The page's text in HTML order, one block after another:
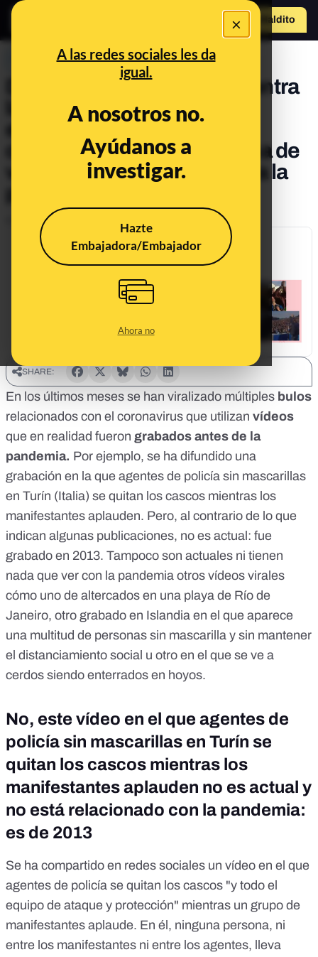
×
A las redes sociales les da
igual.
A nosotros no.
Ayúdanos a
investigar.
Hazte
Embajadora/Embajador
Ahora no
Hazte Maldito
PREBUNKING
De supuestas protestas contra
las restricciones a cerdos
enterrados vivos por el
coronavirus: bulos en forma de
vídeos que son anteriores a la
Publicado el
SHARE:
En los últimos meses se han viralizado múltiples bulos
relacionados con el coronavirus que utilizan vídeos
que en realidad fueron grabados antes de la
pandemia. Por ejemplo, se ha difundido una
grabación en la que agentes de policía sin mascarillas
en Turín (Italia) se quitan los cascos mientras los
manifestantes aplauden. Pero, al contrario de lo que
indican algunas publicaciones, no es actual: fue
grabado en 2013. Tampoco son actuales ni tienen
nada que ver con la pandemia otros vídeos virales
cómo uno de altercados en una playa de Río de
Janeiro, otro grabado en Islandia en el que aparece
una multitud de personas sin mascarilla y sin mantener
el distanciamiento social u otro en el que se ve a
cerdos siendo enterrados en hoyos.
No, este vídeo en el que agentes de
policía sin mascarillas en Turín se
quitan los cascos mientras los
manifestantes aplauden no es actual y
no está relacionado con la pandemia:
es de 2013
Se ha compartido en redes sociales un vídeo en el que
agentes de policía se quitan los cascos "y todo el
equipo de ataque y protección" mientras un grupo de
manifestantes aplaude. En él, ninguna persona, ni
entre los manifestantes ni entre los agentes, lleva